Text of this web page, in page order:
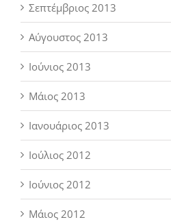
Σεπτέμβριος 2013
Αύγουστος 2013
Ιούνιος 2013
Μάιος 2013
Ιανουάριος 2013
Ιούλιος 2012
Ιούνιος 2012
Μάιος 2012